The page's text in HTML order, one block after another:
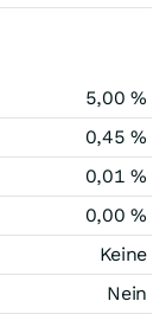
5,00 %
0,45 %
0,01 %
0,00 %
Keine
Nein